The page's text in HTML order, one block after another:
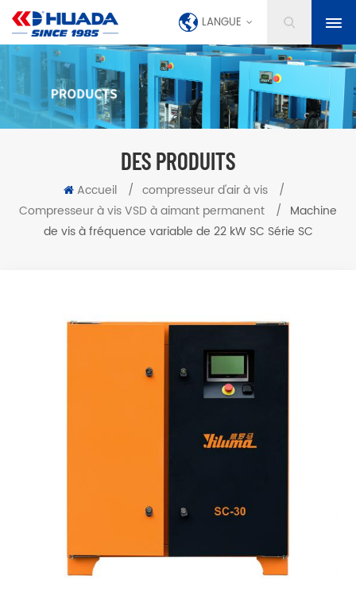
LANGUE
DES PRODUITS
Accueil / compresseur d'air à vis
/
Compresseur à vis VSD à aimant permanent
/ Machine
de vis à fréquence variable de 22 kW SC Série SC